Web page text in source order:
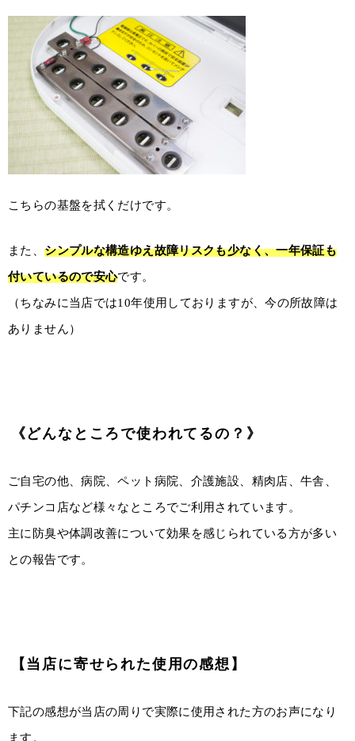
こちらの基盤を拭くだけです。
また、シンプルな構造ゆえ故障リスクも少なく、一年保証も
付いているので安心です。
（ちなみに当店では10年使用しておりますが、今の所故障は
ありません）
《どんなところで使われてるの？》
ご自宅の他、病院、ペット病院、介護施設、精肉店、牛舎、
パチンコ店など様々なところでご利用されています。
主に防臭や体調改善について効果を感じられている方が多い
との報告です。
【当店に寄せられた使用の感想】
下記の感想が当店の周りで実際に使用された方のお声になり
ます。